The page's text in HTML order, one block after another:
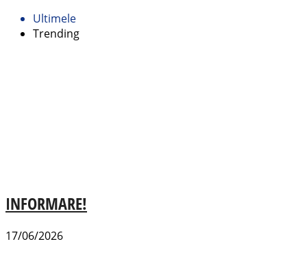
Ultimele
Trending
INFORMARE!
17/06/2026